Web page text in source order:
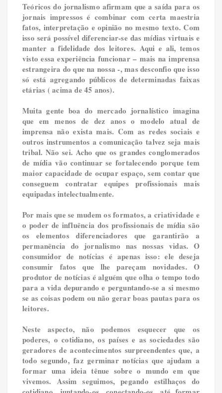
Teóricos do jornalismo afirmam que a saída para os
jornais impressos é combinar com certa maestria
fatos, interpretação e opinião no mesmo texto. Com
isso será possível diferenciar-se das mídias virtuais e
manter a fidelidade dos leitores. Aqui e ali, temos
visto essa experiência funcionar – mais na imprensa
estrangeira do que na nossa -, mas desconfio que isso
só está agregando públicos de determinadas faixas
etárias ( acima de 45 anos).
Muita gente boa do mercado jornalístico imagina
que em menos de dez anos o modelo atual de
imprensa não exista mais. Com as redes sociais e
outros instrumentos a comunicação talvez seja mais
tribal. Não sei. Acho que os grandes conglomerados
de mídia vão continuar se fortalecendo porque tem
maior capacidade de ocupar espaço, sem contar que
conseguem contratar equipes profissionais mais
equipadas intelectualmente.
Por mais que se mudem os formatos, a criatividade e
o poder de influência dos profissionais de mídia são
os elementos diferenciadores que garantirão a
permanência do jornalismo nas nossas vidas. O
consumidor de notícias é apenas isso: ele deseja
consumir fatos que lhe pareçam novidades. O
produtor de notícias é alguém que olha o tempo todo
para a vida depurando e perguntando-se a si mesmo
se as coisas podem ou não gerar boas pautas para os
leitores.
Neste aspecto, não podemos esquecer que os
poderes, o cotidiano, os países e as sociedades são
geradores de acontecimentos surpreendentes que, a
todo segundo, faz germinar notícias que ajudam a
formar uma ideia tênue sobre o mundo em que
vivemos. Assim seguimos, pegando estilhaços do